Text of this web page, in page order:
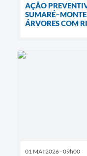
AÇÃO
ÁRVORES COM
01 MAI 2026 - 09h00